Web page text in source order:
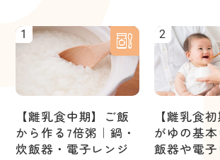
1
【離乳食中期】ご飯
から作る7倍粥｜鍋・
炊飯器・電子レンジ
2
【離乳食
がゆの基
飯器や電